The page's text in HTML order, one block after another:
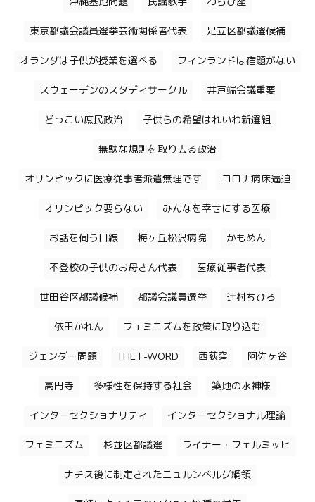
東京都議会議員選挙芸術関係者代表 足立区都議選候補
オランダは子供が授業を選べる フィンランドは宿題がない
スウェーデンのスタディサークル 井戸端会議重要
どっこい庶民政治 子供らの希望はれいわ新選組
無駄な規則を取り去る政治
オリンピックに医療従事者派遣無理です コロナ病床逼迫
オリンピック要らない みんなを幸せにする医療
お話を伺う目線 梅ヶ丘松沢病院 かもめん
不登校の子供のお母さん代表 医療従事者代表
世田谷区都議候補 都議会議員選挙 辻村ちひろ
依田かれん フェミニズムを政策に取り込む
ジェンダー問題 THE F-WORD 西荻窪 阿佐ヶ谷
高円寺 多様性を保持する社会 築地の水神様
インターセクショナリティ インターセクショナル理論
フェミニズム 杉並区都議選 ライナー・フェルミッヒ
ナチス後に制定されたニュルンベルグ綱領